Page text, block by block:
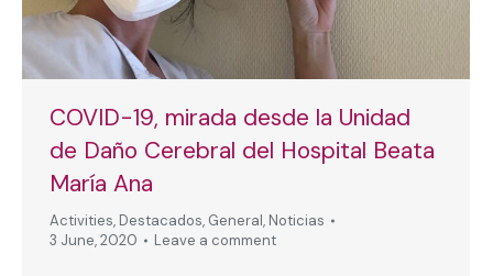
COVID-19, mirada desde la Unidad
de Daño Cerebral del Hospital Beata
María Ana
Activities, Destacados, General, Noticias
3 June, 2020
Leave a comment